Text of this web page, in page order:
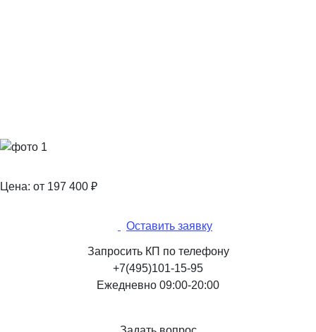
Цена: от 197 400 ₽
Оставить заявку
Запросить КП по телефону
+7(495)101-15-95
Ежедневно 09:00-20:00